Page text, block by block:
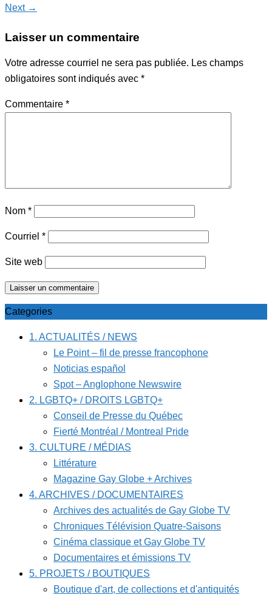
Next →
Laisser un commentaire
Votre adresse courriel ne sera pas publiée. Les champs
obligatoires sont indiqués avec *
Commentaire *
Nom *
Courriel *
Site web
Categories
1. ACTUALITÉS / NEWS
Le Point – fil de presse francophone
Noticias español
Spot – Anglophone Newswire
2. LGBTQ+ / DROITS LGBTQ+
Conseil de Presse du Québec
Fierté Montréal / Montreal Pride
3. CULTURE / MÉDIAS
Littérature
Magazine Gay Globe + Archives
4. ARCHIVES / DOCUMENTAIRES
Archives des actualités de Gay Globe TV
Chroniques Télévision Quatre-Saisons
Cinéma classique et Gay Globe TV
Documentaires et émissions TV
5. PROJETS / BOUTIQUES
Boutique d'art, de collections et d'antiquités